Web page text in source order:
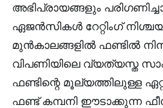
അഭിപ്രായങ്ങളും
ഏജൻസികൾ റേറ്റിംഗ്
മുൻകാലങ്ങളിൽ ഫണ്ടിൽ
വിപണിയിലെ വ്യത്യസ്ത
ഫണ്ടിന്റെ മൂല്യത്തിലുള്ള
ഫണ്ട് കമ്പനി ഈടാക്കുന്ന